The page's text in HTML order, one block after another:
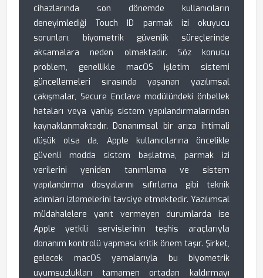
cihazlarında son dönemde kullanıcıların
deneyimlediği Touch ID parmak izi okuyucu
sorunları, biyometrik güvenlik süreçlerinde
aksamalara neden olmaktadır. Söz konusu
problem, genellikle macOS işletim sistemi
güncellemeleri sırasında yaşanan yazılımsal
çakışmalar, Secure Enclave modülündeki önbellek
hataları veya yanlış sistem yapılandırmalarından
kaynaklanmaktadır. Donanımsal bir arıza ihtimali
düşük olsa da, Apple kullanıcılarına öncelikle
güvenli modda sistem başlatma, parmak izi
verilerini yeniden tanımlama ve sistem
yapılandırma dosyalarını sıfırlama gibi teknik
adımları izlemelerini tavsiye etmektedir. Yazılımsal
müdahalelere yanıt vermeyen durumlarda ise
Apple yetkili servislerinin teşhis araçlarıyla
donanım kontrolü yapması kritik önem taşır. Şirket,
gelecek macOS yamalarıyla bu biyometrik
uyumsuzlukları tamamen ortadan kaldırmayı